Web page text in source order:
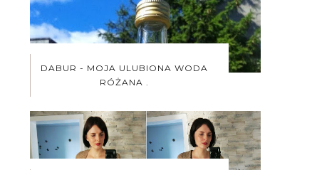
DABUR - MOJA ULUBIONA WODA
RÓŻANA .